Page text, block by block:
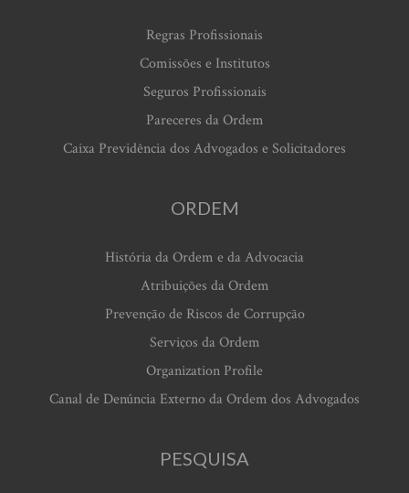
Regras Profissionais
Comissões e Institutos
Seguros Profissionais
Pareceres da Ordem
Caixa Previdência dos Advogados e Solicitadores
ORDEM
História da Ordem e da Advocacia
Atribuições da Ordem
Prevenção de Riscos de Corrupção
Serviços da Ordem
Organization Profile
Canal de Denúncia Externo da Ordem dos Advogados
PESQUISA